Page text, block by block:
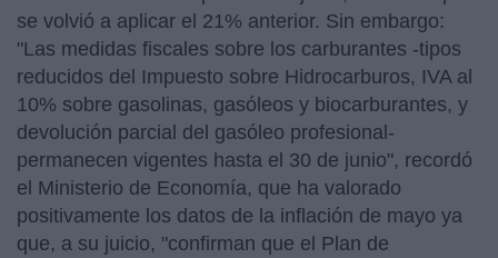
se volvió a aplicar el 21% anterior. Sin embargo:
"Las medidas fiscales sobre los carburantes -tipos
reducidos del Impuesto sobre Hidrocarburos, IVA al
10% sobre gasolinas, gasóleos y biocarburantes, y
devolución parcial del gasóleo profesional-
permanecen vigentes hasta el 30 de junio", recordó
el Ministerio de Economía, que ha valorado
positivamente los datos de la inflación de mayo ya
que, a su juicio, "confirman que el Plan de